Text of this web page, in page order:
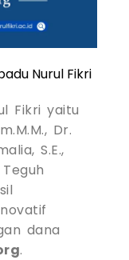
Nurul Fikri
Fikri yaitu
Dr.
S.E.,
dana
.